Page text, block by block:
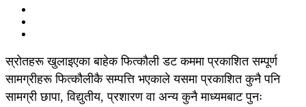
स्रोतहरू खुलाइएका बाहेक फित्कौली डट कममा प्रकाशित सम्पूर्ण
सामग्रीहरू फित्कौलीकै सम्पत्ति भएकाले यसमा प्रकाशित कुनै पनि
सामग्री छापा, विद्युतीय, प्रशारण वा अन्य कुनै माध्यमबाट पुनः